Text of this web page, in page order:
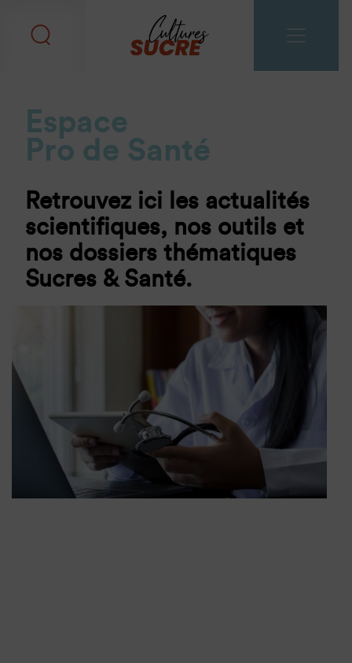
Espace
Pro de Santé
Retrouvez ici les actualités
scientifiques, nos outils et
nos dossiers thématiques
Sucres & Santé.